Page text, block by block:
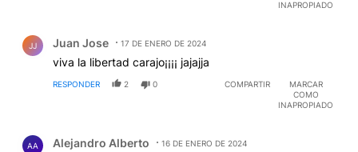
pagaba por ATP . Estos señores nunca pierden $$$
INAPROPIADO
JJ Juan Jose 17 DE ENERO DE 2024
viva la libertad carajo¡¡¡¡ jajajja
RESPONDER 2 0 COMPARTIR
MARCAR
COMO
INAPROPIADO
AA Alejandro Alberto 16 DE ENERO DE 2024